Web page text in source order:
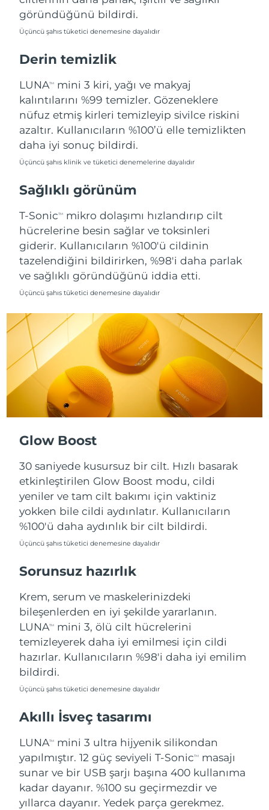
göründüğünü bildirdi.
Üçüncü şahıs tüketici denemesine dayalıdır
Derin temizlik
LUNATM
mini 3 kiri, yağı ve makyaj
kalıntılarını %99 temizler. Gözeneklere
nüfuz etmiş kirleri temizleyip sivilce riskini
azaltır. Kullanıcıların %100’ü elle temizlikten
daha iyi sonuç bildirdi.
Üçüncü şahıs klinik ve tüketici denemelerine dayalıdır
Sağlıklı görünüm
T-SonicTM
mikro dolaşımı hızlandırıp cilt
hücrelerine besin sağlar ve toksinleri
giderir. Kullanıcıların %100'ü cildinin
tazelendiğini bildirirken, %98'i daha parlak
ve sağlıklı göründüğünü iddia etti.
Üçüncü şahıs tüketici denemesine dayalıdır
Glow Boost
30 saniyede kusursuz bir cilt. Hızlı basarak
etkinleştirilen Glow Boost modu, cildi
yeniler ve tam cilt bakımı için vaktiniz
yokken bile cildi aydınlatır. Kullanıcıların
%100'ü daha aydınlık bir cilt bildirdi.
Üçüncü şahıs tüketici denemesine dayalıdır
Sorunsuz hazırlık
Krem, serum ve maskelerinizdeki
bileşenlerden en iyi şekilde yararlanın.
LUNATM
mini 3, ölü cilt hücrelerini
temizleyerek daha iyi emilmesi için cildi
hazırlar. Kullanıcıların %98'i daha iyi emilim
bildirdi.
Üçüncü şahıs tüketici denemesine dayalıdır
Akıllı İsveç tasarımı
LUNATM
mini 3 ultra hijyenik silikondan
yapılmıştır. 12 güç seviyeli T-SonicTM
masajı
sunar ve bir USB şarjı başına 400 kullanıma
kadar dayanır. %100 su geçirmezdir ve
yıllarca dayanır. Yedek parça gerekmez.
Filipinler
Porto Riko Tahmini teslim tarihi
Katar Tahmini teslim tarihi8/13/26
Reunion
Romanya
Rusya Tahmini teslim tarihi
Suudi Arabistan
Singapur Tahmini teslim tarihi8/14/26
Slovakya Tahmini teslim tarihi
Slovenya Tahmini teslim tarihi
Güney Afrika Tahmini teslim tarihi8/20/26
Güney Kore Tahmini teslim tarihi8/14/26
İspanya Tahmini teslim tarihi8/12/26
İsveç
İsviçre Tahmini teslim tarihi8/12/26
Tayvan Tahmini teslim tarihi
Tayland Tahmini teslim tarihi
Türkiye Tahmini teslim tarihi
Birleşik Arap
Emirlikleri
Birleşik Krallık Tahmini teslim tarihi
Amerika Birleşik
Devletleri
Tahmini teslim tarihi8/13/26
Özbekistan Tahmini teslim tarihi
Vietnam Tahmini teslim tarihi